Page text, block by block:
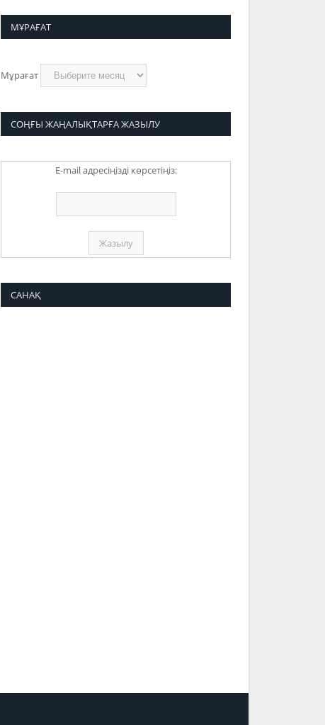
МҰРАҒАТ
Мұрағат
СОҢҒЫ ЖАҢАЛЫҚТАРҒА ЖАЗЫЛУ
E-mail адресіңізді көрсетіңіз:
САНАҚ